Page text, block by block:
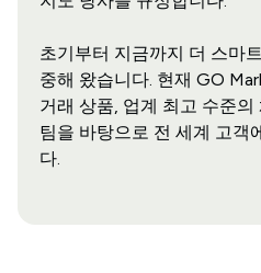
초기부터 지금까지 더 스마
중해 왔습니다. 현재 GO
거래 상품, 업계 최고 수준
팀을 바탕으로 전 세계 고객
다.